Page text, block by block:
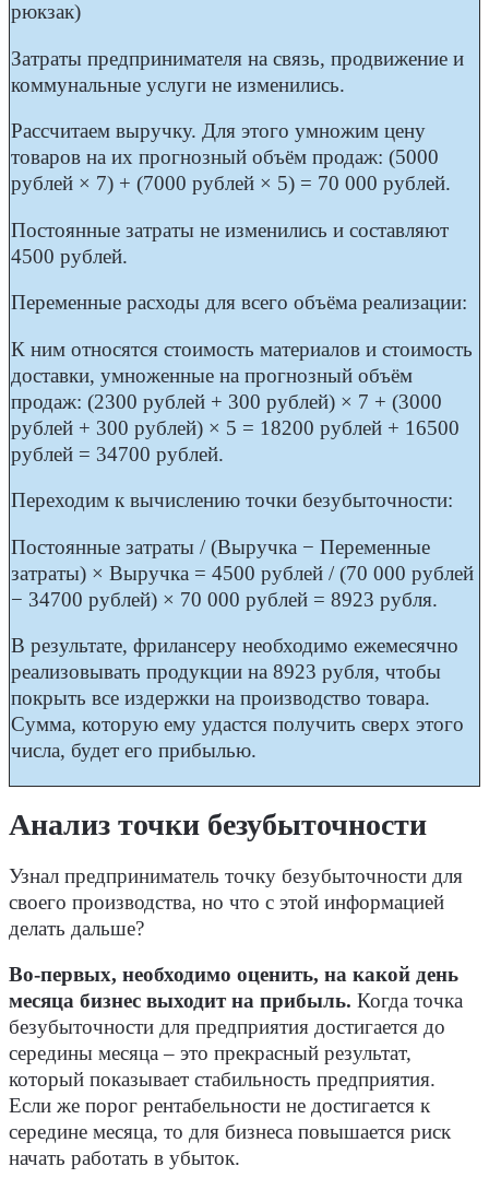
рюкзак)
Затраты предпринимателя на связь, продвижение и
коммунальные услуги не изменились.
Рассчитаем выручку. Для этого умножим цену
товаров на их прогнозный объём продаж: (5000
рублей × 7) + (7000 рублей × 5) = 70 000 рублей.
Постоянные затраты не изменились и составляют
4500 рублей.
Переменные расходы для всего объёма реализации:
К ним относятся стоимость материалов и стоимость
доставки, умноженные на прогнозный объём
продаж: (2300 рублей + 300 рублей) × 7 + (3000
рублей + 300 рублей) × 5 = 18200 рублей + 16500
рублей = 34700 рублей.
Переходим к вычислению точки безубыточности:
Постоянные затраты / (Выручка − Переменные
затраты) × Выручка = 4500 рублей / (70 000 рублей
− 34700 рублей) × 70 000 рублей = 8923 рубля.
В результате, фрилансеру необходимо ежемесячно
реализовывать продукции на 8923 рубля, чтобы
покрыть все издержки на производство товара.
Сумма, которую ему удастся получить сверх этого
числа, будет его прибылью.
Анализ точки безубыточности
Узнал предприниматель точку безубыточности для
своего производства, но что с этой информацией
делать дальше?
Во-первых, необходимо оценить, на какой день
месяца бизнес выходит на прибыль. Когда точка
безубыточности для предприятия достигается до
середины месяца – это прекрасный результат,
который показывает стабильность предприятия.
Если же порог рентабельности не достигается к
середине месяца, то для бизнеса повышается риск
начать работать в убыток.